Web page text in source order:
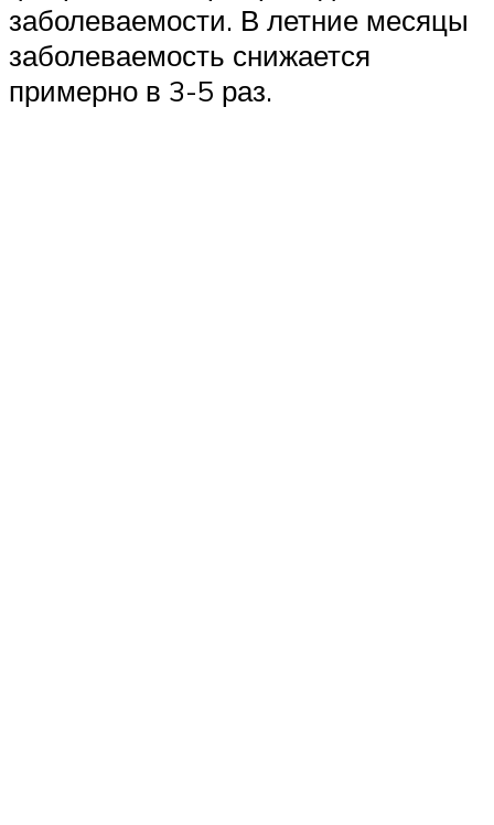
заболеваемости. В летние месяцы
заболеваемость снижается
примерно в 3-5 раз.